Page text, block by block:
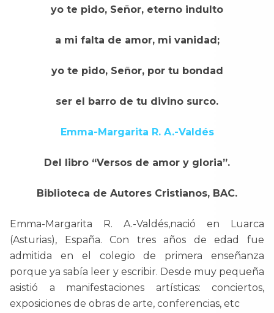
yo te pido, Señor, eterno indulto
a mi falta de amor, mi vanidad;
yo te pido, Señor, por tu bondad
ser el barro de tu divino surco.
Emma-Margarita R. A.-Valdés
Del libro “Versos de amor y gloria”.
Biblioteca de Autores Cristianos, BAC.
Emma-Margarita R. A.-Valdés,nació en Luarca
(Asturias), España. Con tres años de edad fue
admitida en el colegio de primera enseñanza
porque ya sabía leer y escribir. Desde muy pequeña
asistió a manifestaciones artísticas: conciertos,
exposiciones de obras de arte, conferencias, etc